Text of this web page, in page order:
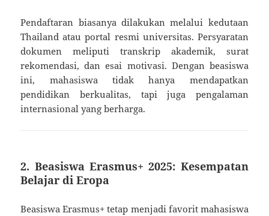
Pendaftaran biasanya dilakukan melalui kedutaan
Thailand atau portal resmi universitas. Persyaratan
dokumen meliputi transkrip akademik, surat
rekomendasi, dan esai motivasi. Dengan beasiswa
ini, mahasiswa tidak hanya mendapatkan
pendidikan berkualitas, tapi juga pengalaman
internasional yang berharga.
2. Beasiswa Erasmus+ 2025: Kesempatan
Belajar di Eropa
Beasiswa Erasmus+ tetap menjadi favorit mahasiswa